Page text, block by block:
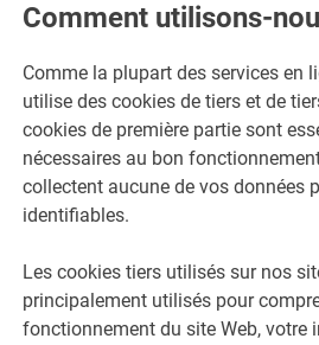
Comment utilisons-
Comme la plupart des services en
utilise des cookies de tiers et de
cookies de première partie sont
nécessaires au bon
collectent aucune de vos données
identifiables.
Les cookies tiers utilisés sur nos
principalement utilisés pour
fonctionnement du site Web, votre